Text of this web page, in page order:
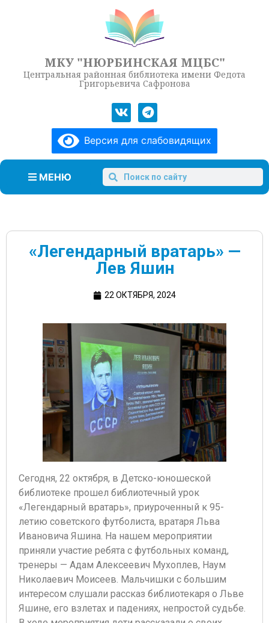
МКУ "НЮРБИНСКАЯ МЦБС"
Центральная районная библиотека имени Федота
Григорьевича Сафронова
Версия для слабовидящих
МЕНЮ
«Легендарный вратарь» —
Лев Яшин
22 ОКТЯБРЯ, 2024
Сегодня, 22 октября, в Детско-юношеской
библиотеке прошел библиотечный урок
«Легендарный вратарь», приуроченный к 95-
летию советского футболиста, вратаря Льва
Ивановича Яшина. На нашем мероприятии
приняли участие ребята с футбольных команд,
тренеры — Адам Алексеевич Мухоплев, Наум
Николаевич Моисеев. Мальчишки с большим
интересом слушали рассказ библиотекаря о Льве
Яшине, его взлетах и падениях, непростой судьбе.